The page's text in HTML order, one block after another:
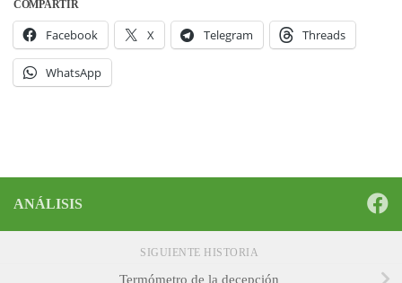
COMPARTIR
Facebook X Telegram Threads
WhatsApp
ANÁLISIS
SIGUIENTE HISTORIA
Termómetro de la decepción